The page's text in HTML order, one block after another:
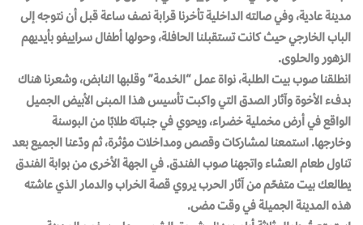
مدينة عادية، وفي صالته الداخلية تأخرنا قرابة نصف ساعة قبل أن نتوجه إلى
الباب الخارجي حيث كانت تستقبلنا الحافلة، وحولها أطفال سراييفو بأيديهم
الزهور والحلوى.
انطلقنا صوب بيت الطلبة، نواة عمل “الخدمة” وقلبها النابض، وشعرنا هناك
بدفء الأخوة وآثار الصدق التي واكبت تأسيس هذا المبنى الأبيض الجميل
الواقع في أرض مخملية خضراء، ويحوي في جنباته طلابًا من البوسنة
وخارجها. استمعنا لمشاركات وقصص ومداخلات مؤثرة، ثم ودّعنا الجميع بعد
تناول طعام العشاء واتجهنا صوب الفندق. في الجهة الأخرى من بوابة الفندق
يطالعك بيت متفحّم من آثار الحرب يروي قصة الخراب والدمار الذي عاشته
هذه المدينة الجميلة في وقت مضى.